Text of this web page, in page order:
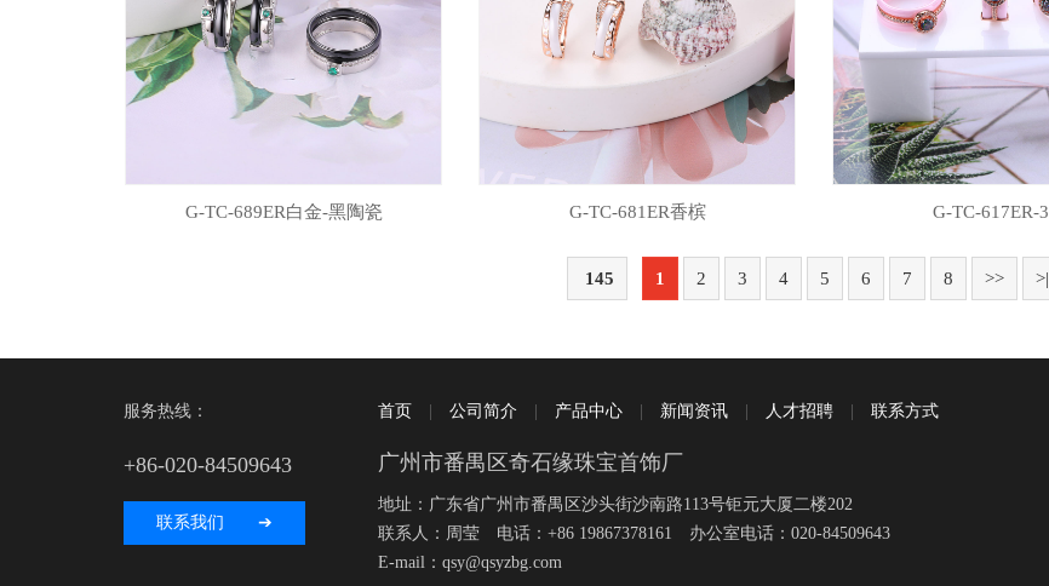
G-TC-689ER白金-黑陶瓷 G-TC-681ER香槟 G-TC-617ER-3
145 1 2 3 4 5 6 7 8 >> >|
服务热线：
+86-020-84509643
联系我们 ➔
首页 公司简介 产品中心 新闻资讯 人才招聘 联系方式
广州市番禺区奇石缘珠宝首饰厂
地址：广东省广州市番禺区沙头街沙南路113号钜元大厦二楼202
联系人：周莹 电话：+86 19867378161 办公室电话：020-84509643
E-mail：qsy@qsyzbg.com